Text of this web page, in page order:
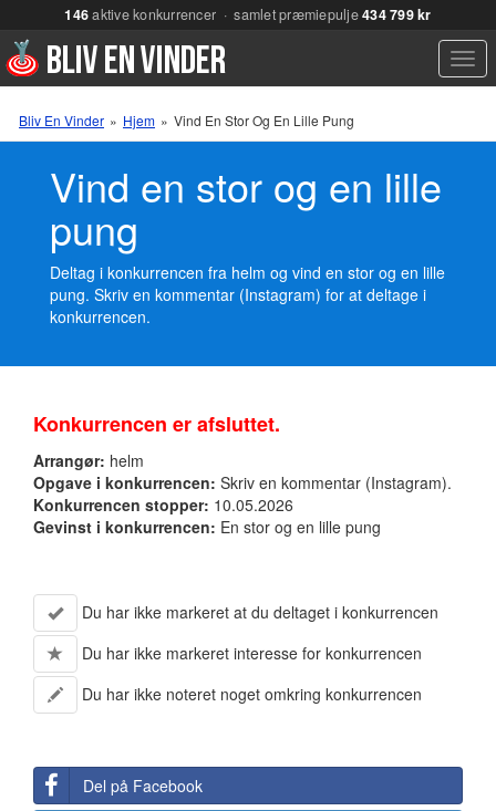
146aktive konkurrencer · samlet præmiepulje434 799 kr
Bliv En Vinder » Hjem » Vind En Stor Og En Lille Pung
Vind en stor og en lille
pung
Deltag i konkurrencen fra helm og vind en stor og en lille
pung. Skriv en kommentar (Instagram) for at deltage i
konkurrencen.
Konkurrencen er afsluttet.
Arrangør: helm
Opgave i konkurrencen: Skriv en kommentar (Instagram).
Konkurrencen stopper: 10.05.2026
Gevinst i konkurrencen: En stor og en lille pung
Du har ikke markeret at du deltaget i konkurrencen
Du har ikke markeret interesse for konkurrencen
Du har ikke noteret noget omkring konkurrencen
Del på Facebook